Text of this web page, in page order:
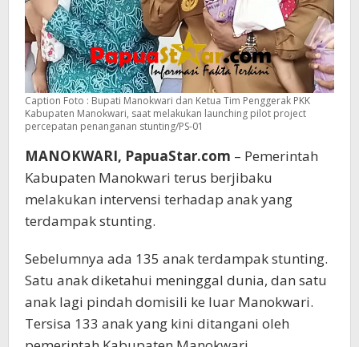
Caption Foto : Bupati Manokwari dan Ketua Tim Penggerak PKK
Kabupaten Manokwari, saat melakukan launching pilot project
percepatan penanganan stunting/PS-01
MANOKWARI, PapuaStar.com – Pemerintah
Kabupaten Manokwari terus berjibaku
melakukan intervensi terhadap anak yang
terdampak stunting.
Sebelumnya ada 135 anak terdampak stunting.
Satu anak diketahui meninggal dunia, dan satu
anak lagi pindah domisili ke luar Manokwari.
Tersisa 133 anak yang kini ditangani oleh